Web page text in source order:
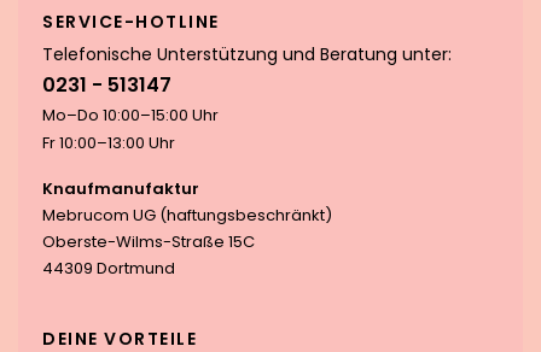
SERVICE-HOTLINE
Telefonische Unterstützung und Beratung unter:
0231 - 513147
Mo–Do 10:00–15:00 Uhr
Fr 10:00–13:00 Uhr
Knaufmanufaktur
Mebrucom UG (haftungsbeschränkt)
Oberste-Wilms-Straße 15C
44309 Dortmund
DEINE VORTEILE